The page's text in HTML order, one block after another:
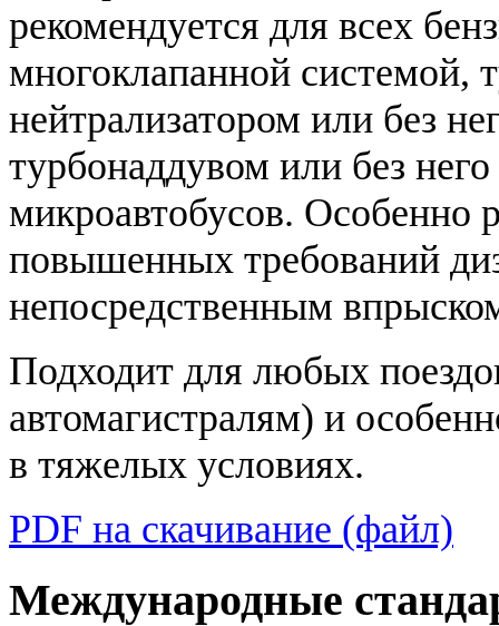
рекомендуется для всех
многоклапанной системой,
нейтрализатором или без
турбонаддувом или без
микроавтобусов. Особенно
повышенных требований
непосредственным
Подходит для любых
автомагистралям) и
в тяжелых условиях.
PDF на скачивание (файл)
Международные